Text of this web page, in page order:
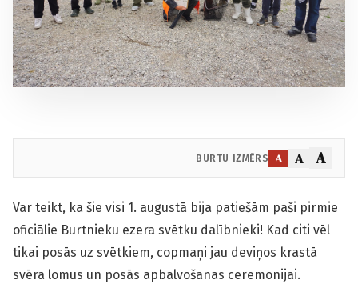
BURTU IZMĒRS A A A
Var teikt, ka šie visi 1. augustā bija patiešām paši pirmie
oficiālie Burtnieku ezera svētku dalībnieki! Kad citi vēl
tikai posās uz svētkiem, copmaņi jau deviņos krastā
svēra lomus un posās apbalvošanas ceremonijai.